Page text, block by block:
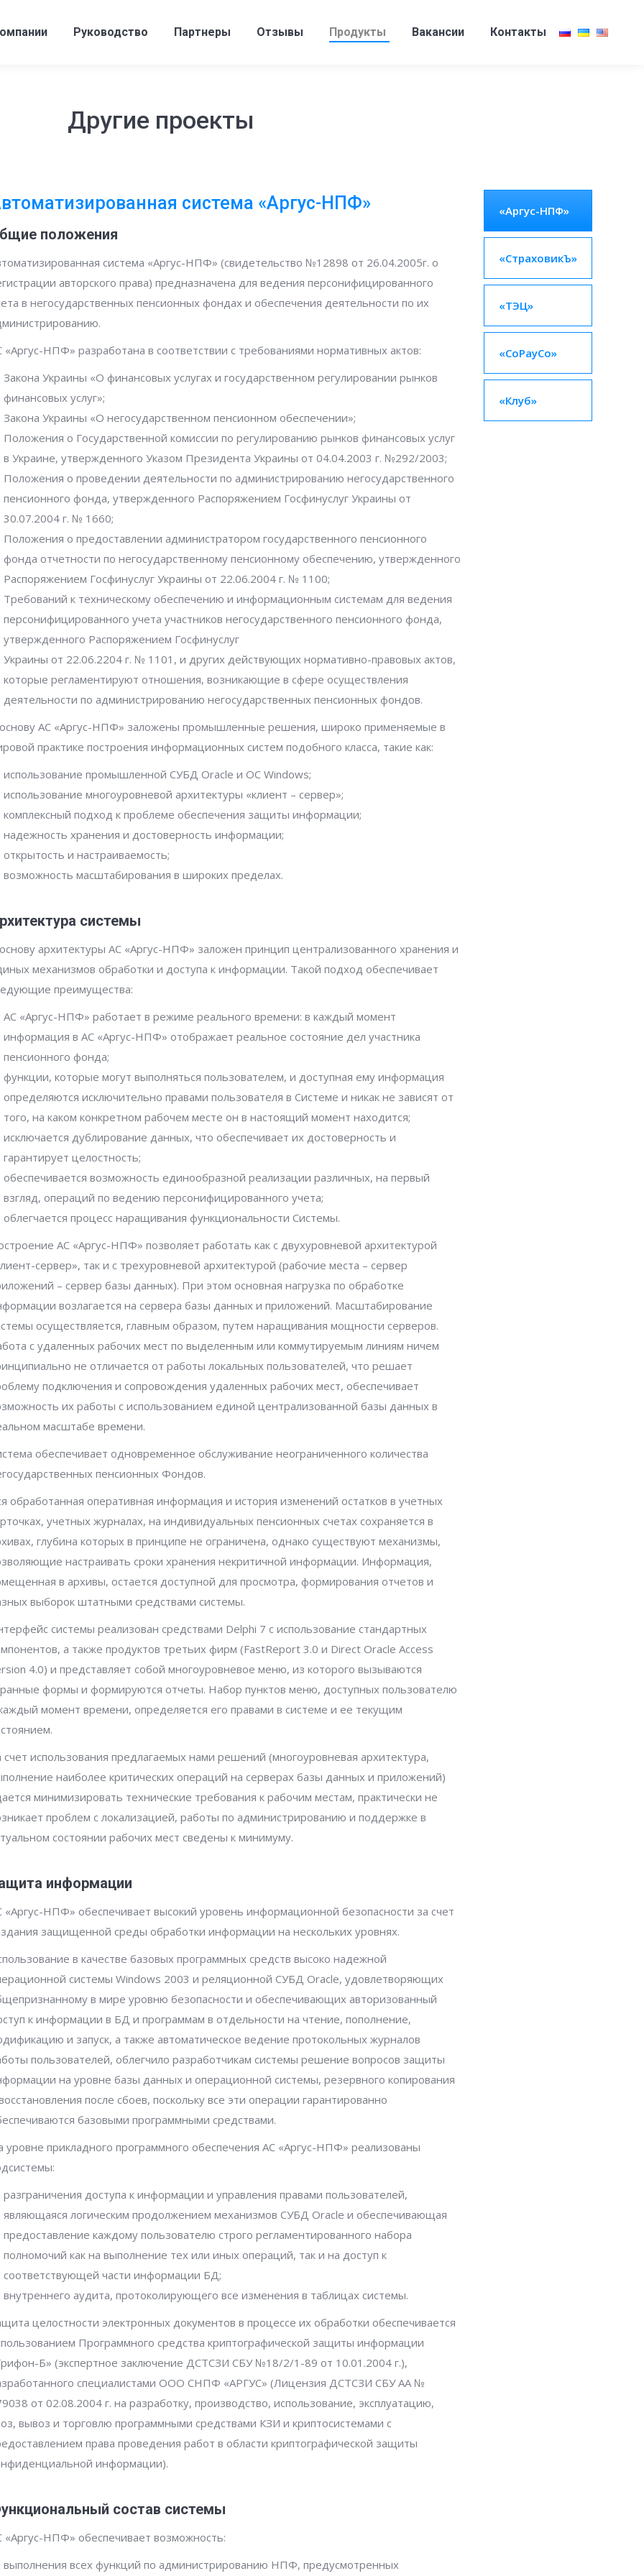
Руководство Партнеры Отзывы Продукты Вакансии Контакты
Другие проекты
система «Аргус-НПФ»
положения
система «Аргус-НПФ» (свидетельство №12898 от 26.04.2005г. о
авторского права) предназначена для ведения персонифицированного
в негосударственных пенсионных фондах и обеспечения деятельности по их
«Аргус-НПФ» разработана в соответствии с требованиями нормативных актов:
Закона Украины «О финансовых услугах и государственном регулировании рынков
финансовых услуг»;
Закона Украины «О негосударственном пенсионном обеспечении»;
Положения о Государственной комиссии по регулированию рынков финансовых услуг
в Украине, утвержденного Указом Президента Украины от 04.04.2003 г. №292/2003;
Положения о проведении деятельности по администрированию негосударственного
пенсионного фонда, утвержденного Распоряжением Госфинуслуг Украины от
30.07.2004 г. № 1660;
Положения о предоставлении администратором государственного пенсионного
фонда отчетности по негосударственному пенсионному обеспечению, утвержденного
Распоряжением Госфинуслуг Украины от 22.06.2004 г. № 1100;
Требований к техническому обеспечению и информационным системам для ведения
персонифицированного учета участников негосударственного пенсионного фонда,
утвержденного Распоряжением Госфинуслуг
Украины от 22.06.2204 г. № 1101, и других действующих нормативно-правовых актов,
которые регламентируют отношения, возникающие в сфере осуществления
деятельности по администрированию негосударственных пенсионных фондов.
АС «Аргус-НПФ» заложены промышленные решения, широко применяемые в
практике построения информационных систем подобного класса, такие как:
использование промышленной СУБД Oracle и OC Windows;
использование многоуровневой архитектуры «клиент – сервер»;
комплексный подход к проблеме обеспечения защиты информации;
надежность хранения и достоверность информации;
открытость и настраиваемость;
возможность масштабирования в широких пределах.
системы
архитектуры АС «Аргус-НПФ» заложен принцип централизованного хранения и
механизмов обработки и доступа к информации. Такой подход обеспечивает
преимущества:
АС «Аргус-НПФ» работает в режиме реального времени: в каждый момент
информация в АС «Аргус-НПФ» отображает реальное состояние дел участника
пенсионного фонда;
функции, которые могут выполняться пользователем, и доступная ему информация
определяются исключительно правами пользователя в Системе и никак не зависят от
того, на каком конкретном рабочем месте он в настоящий момент находится;
исключается дублирование данных, что обеспечивает их достоверность и
гарантирует целостность;
обеспечивается возможность единообразной реализации различных, на первый
взгляд, операций по ведению персонифицированного учета;
облегчается процесс наращивания функциональности Системы.
АС «Аргус-НПФ» позволяет работать как с двухуровневой архитектурой
сервер», так и с трехуровневой архитектурой (рабочие места – сервер
– сервер базы данных). При этом основная нагрузка по обработке
возлагается на сервера базы данных и приложений. Масштабирование
осуществляется, главным образом, путем наращивания мощности серверов.
с удаленных рабочих мест по выделенным или коммутируемым линиям ничем
не отличается от работы локальных пользователей, что решает
подключения и сопровождения удаленных рабочих мест, обеспечивает
их работы с использованием единой централизованной базы данных в
масштабе времени.
обеспечивает одновременное обслуживание неограниченного количества
пенсионных Фондов.
обработанная оперативная информация и история изменений остатков в учетных
учетных журналах, на индивидуальных пенсионных счетах сохраняется в
глубина которых в принципе не ограничена, однако существуют механизмы,
настраивать сроки хранения некритичной информации. Информация,
в архивы, остается доступной для просмотра, формирования отчетов и
выборок штатными средствами системы.
системы реализован средствами Delphi 7 с использование стандартных
а также продуктов третьих фирм (FastReport 3.0 и Direct Oracle Access
4.0) и представляет собой многоуровневое меню, из которого вызываются
формы и формируются отчеты. Набор пунктов меню, доступных пользователю
момент времени, определяется его правами в системе и ее текущим
счет использования предлагаемых нами решений (многоуровневая архитектура,
наиболее критических операций на серверах базы данных и приложений)
минимизировать технические требования к рабочим местам, практически не
проблем с локализацией, работы по администрированию и поддержке в
состоянии рабочих мест сведены к минимуму.
информации
«Аргус-НПФ» обеспечивает высокий уровень информационной безопасности за счет
защищенной среды обработки информации на нескольких уровнях.
в качестве базовых программных средств высоко надежной
системы Windows 2003 и реляционной СУБД Oracle, удовлетворяющих
в мире уровню безопасности и обеспечивающих авторизованный
к информации в БД и программам в отдельности на чтение, пополнение,
и запуск, а также автоматическое ведение протокольных журналов
пользователей, облегчило разработчикам системы решение вопросов защиты
на уровне базы данных и операционной системы, резервного копирования
после сбоев, поскольку все эти операции гарантированно
базовыми программными средствами.
уровне прикладного программного обеспечения АС «Аргус-НПФ» реализованы
разграничения доступа к информации и управления правами пользователей,
являющаяся логическим продолжением механизмов СУБД Oracle и обеспечивающая
предоставление каждому пользователю строго регламентированного набора
полномочий как на выполнение тех или иных операций, так и на доступ к
соответствующей части информации БД;
внутреннего аудита, протоколирующего все изменения в таблицах системы.
целостности электронных документов в процессе их обработки обеспечивается
Программного средства криптографической защиты информации
Б» (экспертное заключение ДСТСЗИ СБУ №18/2/1-89 от 10.01.2004 г.),
специалистами ООО СНПФ «АРГУС» (Лицензия ДСТСЗИ СБУ АА №
от 02.08.2004 г. на разработку, производство, использование, эксплуатацию,
вывоз и торговлю программными средствами КЗИ и криптосистемами с
права проведения работ в области криптографической защиты
информации).
состав системы
«Аргус-НПФ» обеспечивает возможность:
выполнения всех функций по администрированию НПФ, предусмотренных
«Аргус-НПФ»
«СтраховикЪ»
«ТЭЦ»
«CoPayCo»
«Клуб»